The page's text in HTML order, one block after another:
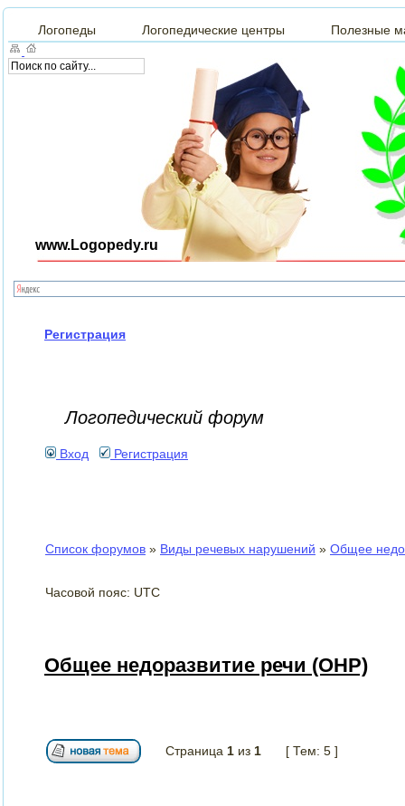
Логопеды Логопедические центры Полезные
www.Logopedy.ru
Регистрация
Логопедический форум
Вход Регистрация
Список форумов » Виды речевых нарушений » Общее
Часовой пояс: UTC
Общее недоразвитие речи (ОНР)
Страница 1 из 1 [ Тем: 5 ]